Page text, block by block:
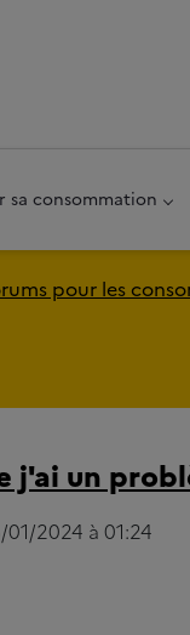
sa consommation
pour les
j'ai un
01/2024 à 01:24